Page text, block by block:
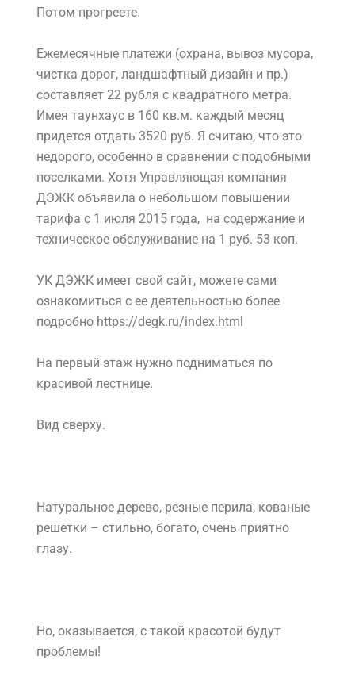
Потом прогреете.
Ежемесячные платежи (охрана, вывоз мусора,
чистка дорог, ландшафтный дизайн и пр.)
составляет 22 рубля с квадратного метра.
Имея таунхаус в 160 кв.м. каждый месяц
придется отдать 3520 руб. Я считаю, что это
недорого, особенно в сравнении с подобными
поселками. Хотя Управляющая компания
ДЭЖК объявила о небольшом повышении
тарифа с 1 июля 2015 года, на содержание и
техническое обслуживание на 1 руб. 53 коп.
УК ДЭЖК имеет свой сайт, можете сами
ознакомиться с ее деятельностью более
подробно https://degk.ru/index.html
На первый этаж нужно подниматься по
красивой лестнице.
Вид сверху.
Натуральное дерево, резные перила, кованые
решетки – стильно, богато, очень приятно
глазу.
Но, оказывается, с такой красотой будут
проблемы!